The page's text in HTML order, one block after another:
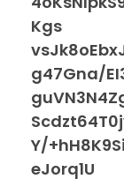
Kgs
g47Gna/
Y/
eJorq1U